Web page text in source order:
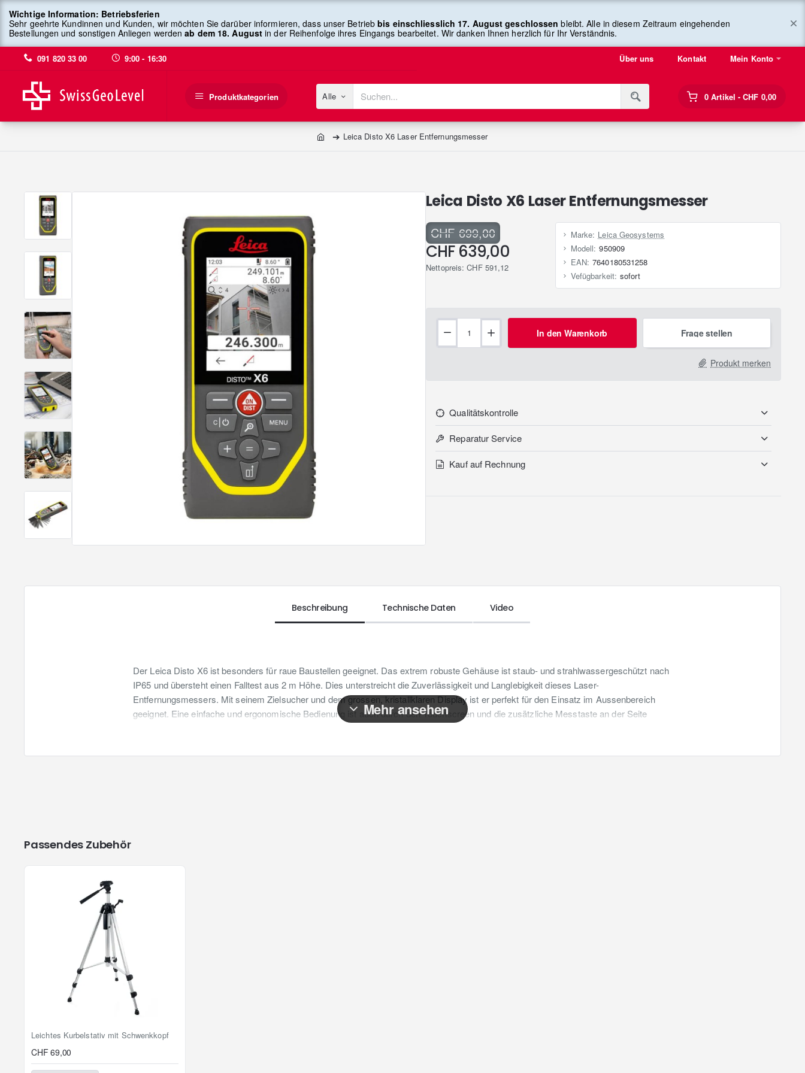
Wichtige Information: Betriebsferien
Sehr geehrte Kundinnen und Kunden, wir möchten Sie darüber informieren, dass unser Betriebbis einschliesslich 17. August geschlossen bleibt. Alle in diesem Zeitraum eingehenden
Bestellungen und sonstigen Anliegen werdenab dem 18. August in der Reihenfolge ihres Eingangs bearbeitet. Wir danken Ihnen herzlich für Ihr Verständnis.
091 820 33 00 9:00 - 16:30 Über uns Kontakt Mein Konto
Produktkategorien Alle
Suchen... 0 Artikel - CHF 0,00
Leica Disto X6 Laser Entfernungsmesser
Leica Disto X6 Laser Entfernungsmesser
CHF 639,00
CHF 699,00
Nettopreis: CHF 591,12
Marke: Leica Geosystems
Modell: 950909
EAN: 7640180531258
Vefügbarkeit: sofort
In den Warenkorb Frage stellen
Produkt merken
Qualitätskontrolle
Reparatur Service
Kauf auf Rechnung
Beschreibung Technische Daten Video
Der Leica Disto X6 ist besonders für raue Baustellen geeignet. Das extrem robuste Gehäuse ist staub- und strahlwassergeschützt nach
IP65 und übersteht einen Falltest aus 2 m Höhe. Dies unterstreicht die Zuverlässigkeit und Langlebigkeit dieses Laser-
Entfernungsmessers. Mit seinem Zielsucher und dem grossen, kristallklaren Display ist er perfekt für den Einsatz im Aussenbereich
geeignet. Eine einfache und ergonomische Bedienung ist auch durch den Touchscreen und die zusätzliche Messtaste an der Seite
heruntergeladen und direkt, z.B. in Angebote, integriert werden, sodass ein fehlerfreier, digitaler Workflow gewährleistet ist.
Anwendungsbereiche
Bau, Ingenieure, Zimmerer, Dachdecker, Solar, Metall und Glas Konstrukteur, Immobilen Makler, Architekten usw.
Passendes Zubehör
Leichtes Kurbelstativ mit Schwenkkopf
CHF 69,00